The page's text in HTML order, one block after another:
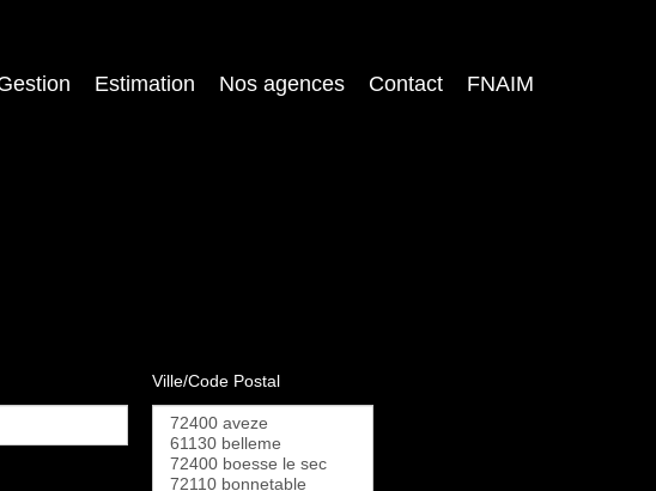
Estimation Nos agences Contact FNAIM
Ville/Code Postal